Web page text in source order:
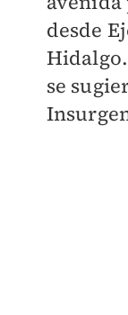
desde
se